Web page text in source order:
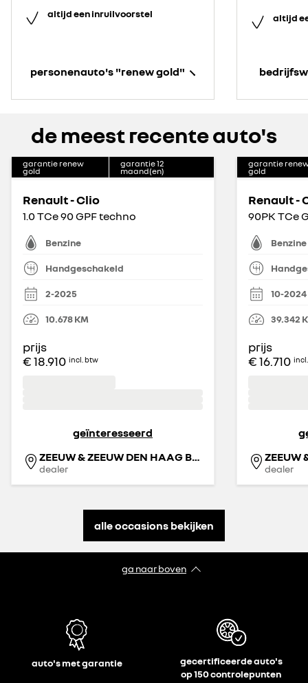
altijd een inruilvoorstel
personenauto's "renew gold"
altijd
de meest recente auto's
garantie renew
gold
garantie12
maand(en)
Renault - Clio
1.0 TCe 90 GPF techno
Benzine
Handgeschakeld
2-2025
10.678KM
prijs
€ 18.910 incl. btw
geïnteresseerd
ZEEUW & ZEEUW DEN HAAG BINCKHORST
dealer
garantie
gold
Renault -
90PK TCe
Benzine
10-2024
39.342
prijs
€ 16.710
ZEEUW
dealer
alle occasions bekijken
ga naar boven
auto's met garantie
gecertificeerde auto's
op 150 controlepunten